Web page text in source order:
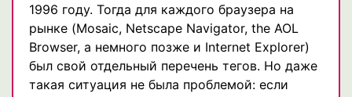
1996 году. Тогда для каждого браузера на
рынке (Mosaic, Netscape Navigator, the AOL
Browser, а немного позже и Internet Explorer)
был свой отдельный перечень тегов. Но даже
такая ситуация не была проблемой: если